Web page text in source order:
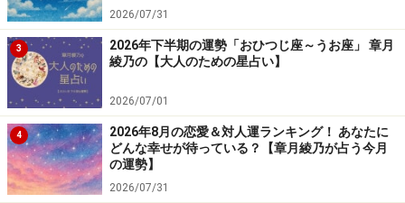
2026/07/31
3
2026年下半期の運勢「おひつじ座～うお座」 章月
綾乃の【大人のための星占い】
2026/07/01
4
2026年8月の恋愛＆対人運ランキング！ あなたに
どんな幸せが待っている？【章月綾乃が占う今月
の運勢】
2026/07/31